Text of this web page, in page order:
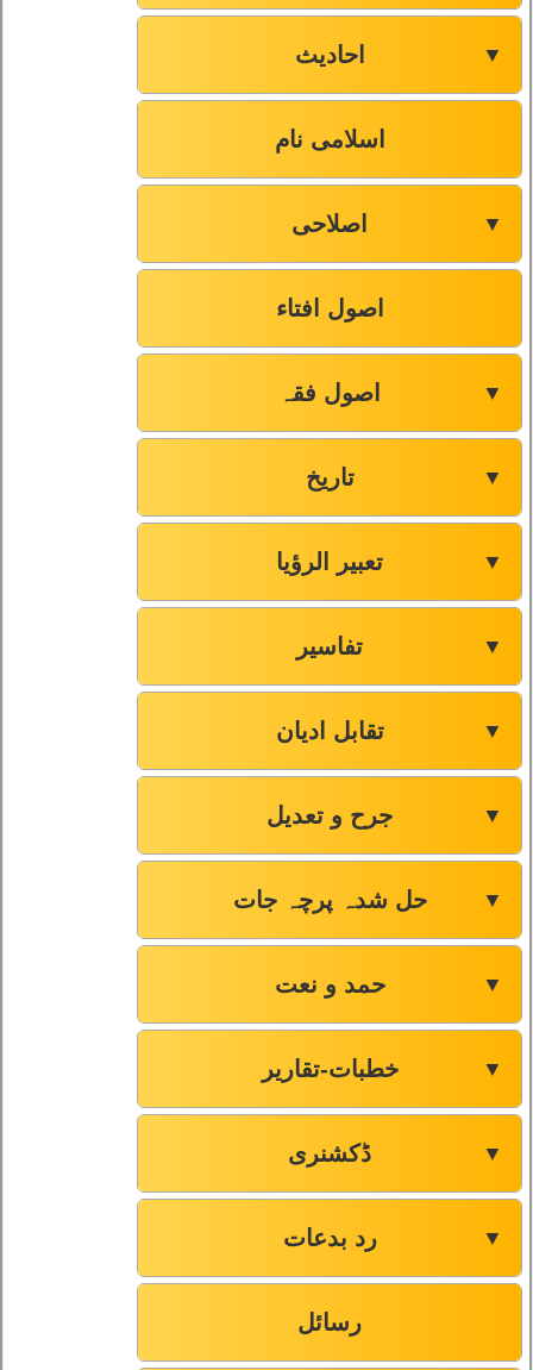
احادیث ▼
اسلامی نام
اصلاحی ▼
اصول افتاء
اصول فقہ ▼
تاریخ ▼
تعبیر الرؤیا ▼
تفاسیر ▼
تقابل ادیان ▼
جرح و تعدیل ▼
حل شدہ پرچہ جات ▼
حمد و نعت ▼
خطبات-تقاریر ▼
ڈکشنری ▼
رد بدعات ▼
رسائل